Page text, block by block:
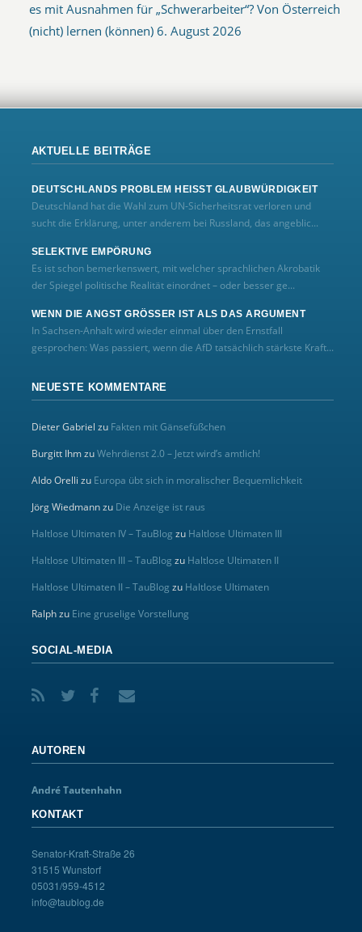
es mit Ausnahmen für „Schwerarbeiter“? Von Österreich
(nicht) lernen (können) 6. August 2026
AKTUELLE BEITRÄGE
DEUTSCHLANDS PROBLEM HEISST GLAUBWÜRDIGKEIT
Deutschland hat die Wahl zum UN‑Sicherheitsrat verloren und
sucht die Erklärung, unter anderem bei Russland, das angeblic...
SELEKTIVE EMPÖRUNG
Es ist schon bemerkenswert, mit welcher sprachlichen Akrobatik
der Spiegel politische Realität einordnet – oder besser ge...
WENN DIE ANGST GRÖSSER IST ALS DAS ARGUMENT
In Sachsen-Anhalt wird wieder einmal über den Ernstfall
gesprochen: Was passiert, wenn die AfD tatsächlich stärkste Kraft...
NEUESTE KOMMENTARE
Dieter Gabriel zu Fakten mit Gänsefüßchen
Burgitt IhmzuWehrdienst 2.0 – Jetzt wird’s amtlich!
Aldo Orelli zu Europa übt sich in moralischer Bequemlichkeit
Jörg Wiedmannzu Die Anzeige ist raus
Haltlose Ultimaten IV – TauBlog zu Haltlose Ultimaten III
Haltlose Ultimaten III – TauBlog zu Haltlose Ultimaten II
Haltlose Ultimaten II – TauBlog zu Haltlose Ultimaten
Ralphzu Eine gruselige Vorstellung
SOCIAL-MEDIA
AUTOREN
André Tautenhahn
KONTAKT
Senator-Kraft-Straße 26
31515 Wunstorf
05031/959-4512
info@taublog.de